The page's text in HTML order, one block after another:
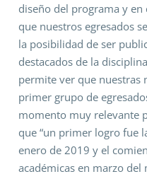
diseño del programa y
que nuestros egresados
la posibilidad de ser
destacados de la
permite ver que nuestras
primer grupo de
momento muy relevante
que “un primer logro fue
enero de 2019 y el
académicas en marzo